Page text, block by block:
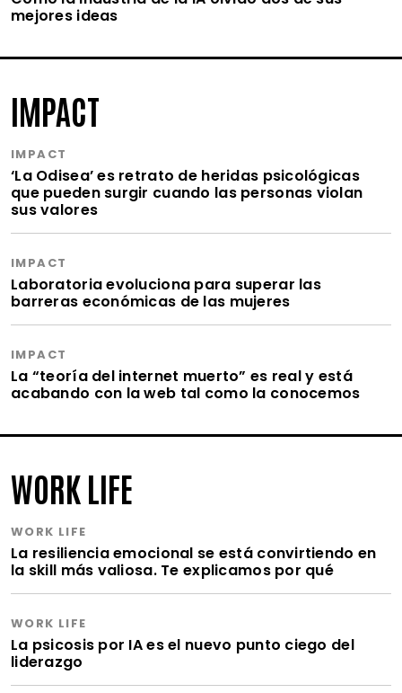
mejores ideas
IMPACT
IMPACT
‘La Odisea’ es retrato de heridas psicológicas
que pueden surgir cuando las personas violan
sus valores
IMPACT
Laboratoria evoluciona para superar las
barreras económicas de las mujeres
IMPACT
La “teoría del internet muerto” es real y está
acabando con la web tal como la conocemos
WORK LIFE
WORK LIFE
La resiliencia emocional se está convirtiendo en
la skill más valiosa. Te explicamos por qué
WORK LIFE
La psicosis por IA es el nuevo punto ciego del
liderazgo